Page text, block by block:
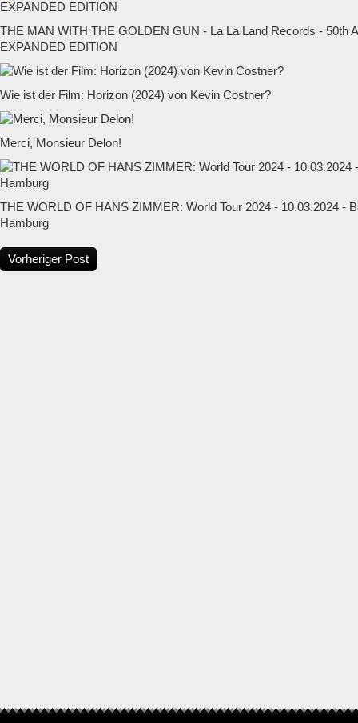
THE MAN WITH THE GOLDEN GUN - La La Land Records - 50th
EXPANDED EDITION
Wie ist der Film: Horizon (2024) von Kevin Costner?
Merci, Monsieur Delon!
THE WORLD OF HANS ZIMMER: World Tour 2024 - 10.03.2024 -
Hamburg
Vorheriger Post